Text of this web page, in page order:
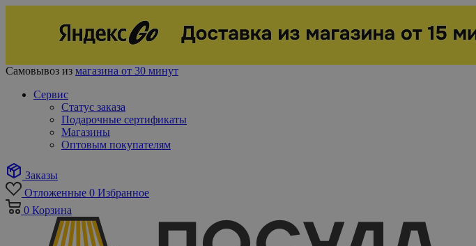
Самовывоз из магазина от 30 минут
Сервис
Статус заказа
Подарочные сертификаты
Магазины
Оптовым покупателям
Заказы
Отложенные 0 Избранное
0 Корзина